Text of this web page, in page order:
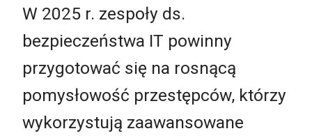
W 2025 r. zespoły ds.
bezpieczeństwa IT powinny
przygotować się na rosnącą
pomysłowość przestępców, którzy
wykorzystują zaawansowane